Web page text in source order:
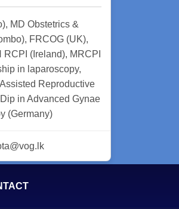
MD Obstetrics &
FRCOG (UK),
(Ireland), MRCPI
in laparoscopy,
Reproductive
in Advanced Gynae
(Germany)